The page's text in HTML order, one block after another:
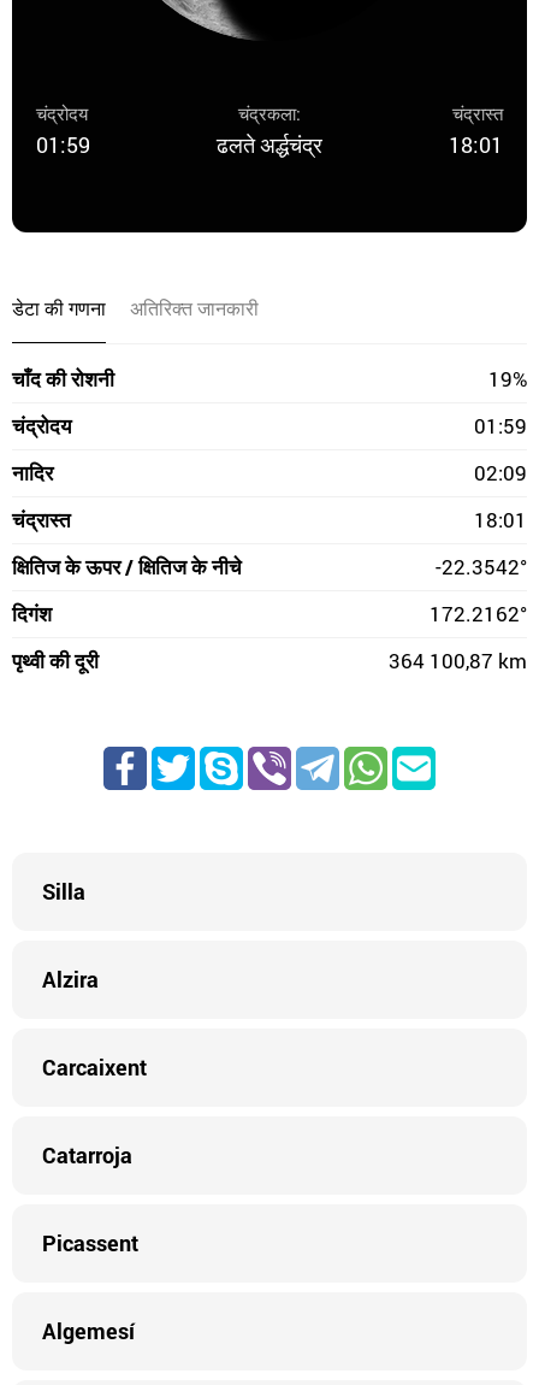
चंद्रोदय
01:59
चंद्रकला:
ढलते अर्द्धचंद्र
चंद्रास्त
18:01
डेटा की गणना अतिरिक्त जानकारी
चाँद की रोशनी
19%
चंद्रोदय
01:59
नादिर
02:09
चंद्रास्त
18:01
क्षितिज के ऊपर / क्षितिज के नीचे
-22.3542°
दिगंश
172.2162°
पृथ्वी की दूरी
364 100,87 km
Silla
Alzira
Carcaixent
Catarroja
Picassent
Algemesí